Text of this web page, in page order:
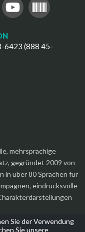
Sie der Verwendung
Sie unsere
6423 (888 45-
mehrsprachige
gegründet 2009 von
in über 80 Sprachen für
eindrucksvolle